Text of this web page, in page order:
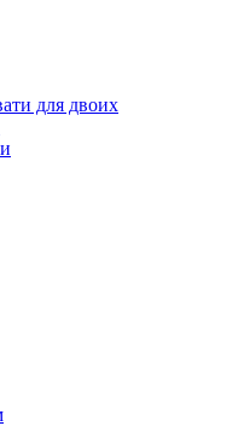
для двоих